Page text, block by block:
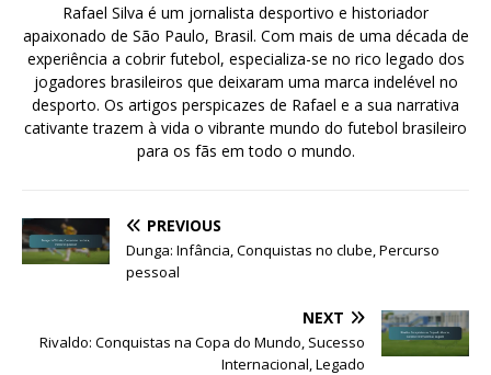
Rafael Silva é um jornalista desportivo e historiador
apaixonado de São Paulo, Brasil. Com mais de uma década de
experiência a cobrir futebol, especializa-se no rico legado dos
jogadores brasileiros que deixaram uma marca indelével no
desporto. Os artigos perspicazes de Rafael e a sua narrativa
cativante trazem à vida o vibrante mundo do futebol brasileiro
para os fãs em todo o mundo.
PREVIOUS
Dunga: Infância, Conquistas no clube, Percurso
pessoal
NEXT
Rivaldo: Conquistas na Copa do Mundo, Sucesso
Internacional, Legado